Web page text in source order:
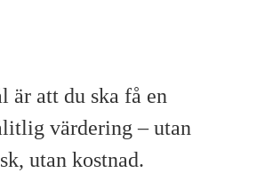
är att du ska få en
värdering – utan
utan kostnad.